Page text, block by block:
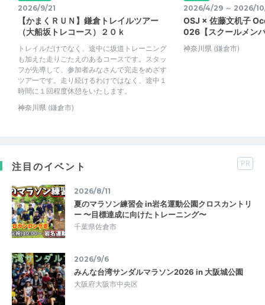
2026/9/21
【かまくＲＵＮ】鎌倉トレイルツアー
（大船坂トレコース）２０ｋ
トレイルだけでなく、途中に坂道トレーニング
も加えた走りごたえのあるコースです。スタッ
フが先導して、参加者みなさんで完走をめざす
ツアーです。走り続けるわけではなく、途中１
時間に１回程度休憩をいたします。
神奈川県 (鎌倉市)
2026/4/29 ～ 2026/
OSJ × 佐藤文机子
026【スクールメン
神奈川県 (鎌倉市)
注目のイベント PR
2026/8/11
夏のマラソン練習会 in岩名運動公園クロスカントリ
ー 〜目標達成に向けたトレーニング〜
千葉県佐倉市
2026/9/6
みんな台湾サンダルマラソン2026 in 大阪城公園
大阪府大阪市中央区